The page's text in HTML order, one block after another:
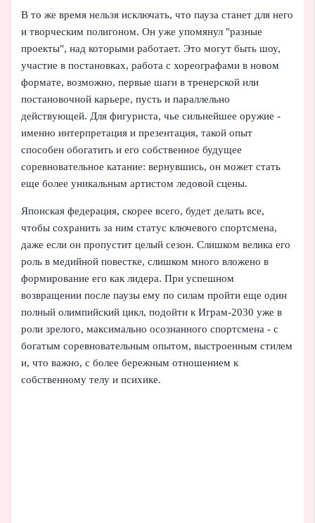
В то же время нельзя исключать, что пауза станет для него
и творческим полигоном. Он уже упомянул "разные
проекты", над которыми работает. Это могут быть шоу,
участие в постановках, работа с хореографами в новом
формате, возможно, первые шаги в тренерской или
постановочной карьере, пусть и параллельно
действующей. Для фигуриста, чье сильнейшее оружие -
именно интерпретация и презентация, такой опыт
способен обогатить и его собственное будущее
соревновательное катание: вернувшись, он может стать
еще более уникальным артистом ледовой сцены.
Японская федерация, скорее всего, будет делать все,
чтобы сохранить за ним статус ключевого спортсмена,
даже если он пропустит целый сезон. Слишком велика его
роль в медийной повестке, слишком много вложено в
формирование его как лидера. При успешном
возвращении после паузы ему по силам пройти еще один
полный олимпийский цикл, подойти к Играм‑2030 уже в
роли зрелого, максимально осознанного спортсмена - с
богатым соревновательным опытом, выстроенным стилем
и, что важно, с более бережным отношением к
собственному телу и психике.